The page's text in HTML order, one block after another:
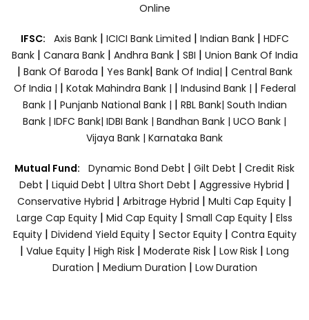
Online
IFSC: Axis Bank | ICICI Bank Limited | Indian Bank | HDFC
Bank| Canara Bank | Andhra Bank| SBI | Union Bank Of India
| Bank Of Baroda | Yes Bank| Bank Of India| | Central Bank
Of India | | Kotak Mahindra Bank | | Indusind Bank | | Federal
Bank | | Punjanb National Bank | | RBL Bank| South Indian
Bank | IDFC Bank| IDBI Bank | Bandhan Bank | UCO Bank |
Vijaya Bank | Karnataka Bank
Mutual Fund: Dynamic Bond Debt | Gilt Debt | Credit Risk
Debt | Liquid Debt | Ultra Short Debt | Aggressive Hybrid |
Conservative Hybrid | Arbitrage Hybrid | Multi Cap Equity |
Large Cap Equity | Mid Cap Equity | Small Cap Equity | Elss
Equity| Dividend Yield Equity| Sector Equity | Contra Equity
| Value Equity | High Risk | Moderate Risk | Low Risk | Long
Duration | Medium Duration | Low Duration